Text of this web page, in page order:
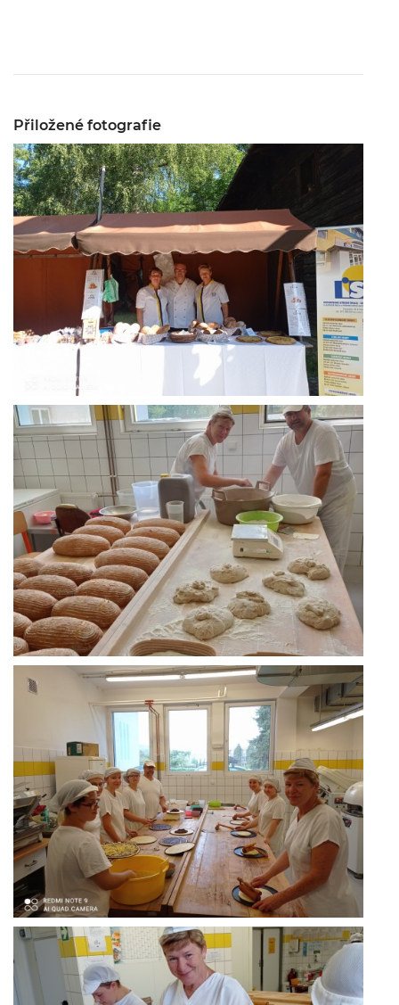
Přiložené fotografie